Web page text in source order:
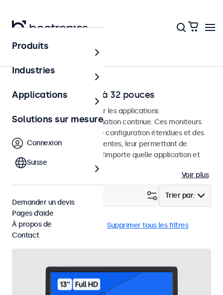
Accueil
Moniteurs HDMI de 7 à 32 pouces
Moniteurs HDMI conçus pour les applications
professionnelles et une utilisation continue. Ces moniteurs
HDMI offrent des options de configuration étendues et des
options de montage polyvalentes, leur permettant de
s'intégrer facilement dans n'importe quelle application et
environnement.
Voir plus
Trier par:
HDMI Écrans 13 pouces Supprimer tous les filtres
Produits
Industries
Applications
Solutions sur mesure
Connexion
Suisse
Demander un devis
Pages d’aide
À propos de
Contact